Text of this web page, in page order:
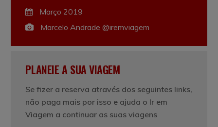
Março 2019
Marcelo Andrade @iremviagem
PLANEIE A SUA VIAGEM
Se fizer a reserva através dos seguintes links,
não paga mais por isso e ajuda o Ir em
Viagem a continuar as suas viagens